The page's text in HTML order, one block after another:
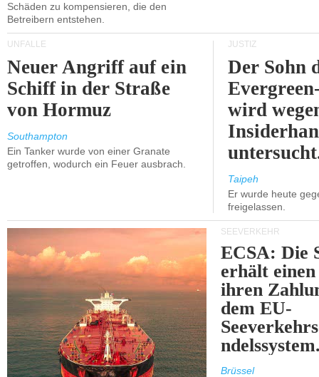
Schäden zu kompensieren, die den
Betreibern entstehen.
UNFÄLLE
Neuer Angriff auf ein
Schiff in der Straße
von Hormuz
Southampton
Ein Tanker wurde von einer Granate
getroffen, wodurch ein Feuer ausbrach.
JUSTIZ
Der Sohn
wird
Taipeh
Er wurde heute
freigelassen.
SEEVERKEHR
ECSA: Die
erhält
ihren
dem EU-
Brüssel